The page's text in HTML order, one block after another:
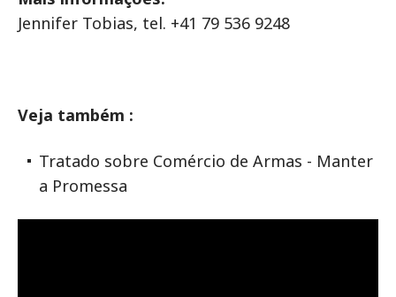
Jennifer Tobias, tel. +41 79 536 9248
Veja também :
Tratado sobre Comércio de Armas - Manter
a Promessa